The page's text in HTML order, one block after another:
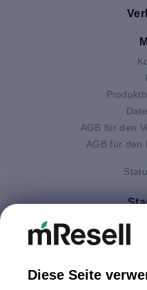
AGB für den
AGB für den
Diese Seite